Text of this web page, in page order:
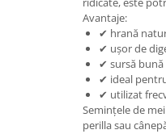
Avantaje:
✔ hrană
✔ ușor de
✔ sursă bună
✔ ideal
✔ utilizat
Semințele de
perilla sau